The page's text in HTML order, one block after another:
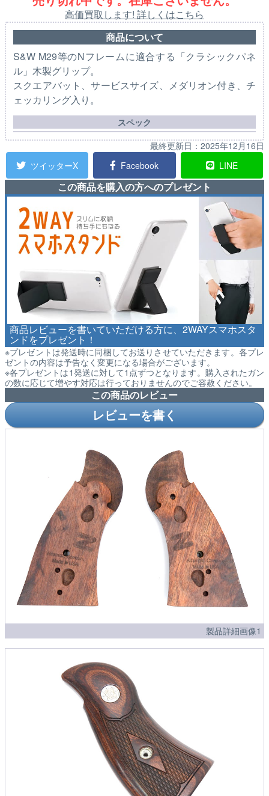
高価買取します! 詳しくはこちら
商品について
S&W M29等のNフレームに適合する「クラシックパネ
ル」木製グリップ。
スクエアバット、サービスサイズ、メダリオン付き、チ
ェッカリング入り。
スペック
最終更新日： 2025年12月16日
ツイッターX
Facebook LINE
この商品を購入の方へのプレゼント
商品レビューを書いていただける方に、2WAYスマホスタ
ンドをプレゼント！
※プレゼントは発送時に同梱してお送りさせていただきます。各プレ
ゼントの内容は予告なく変更になる場合がございます。
※各プレゼントは1発送に対して1点ずつとなります。購入されたガン
の数に応じて増やす対応は行っておりませんのでご容赦ください。
この商品のレビュー
レビューを書く
製品詳細画像1